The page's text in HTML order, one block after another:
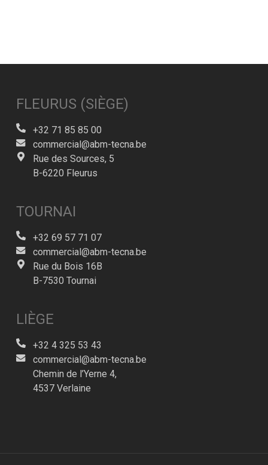
FLEURUS (SIÈGE)
+32 71 85 85 00
commercial@abm-tecna.be
Rue des Sources, 5
B-6220 Fleurus
TOURNAI
+32 69 57 71 07
commercial@abm-tecna.be
Rue du Bois 16B
B-7530 Tournai
LIÈGE
+32 4 325 53 43
commercial@abm-tecna.be
Chemin de l’Yerne 4,
4537 Verlaine